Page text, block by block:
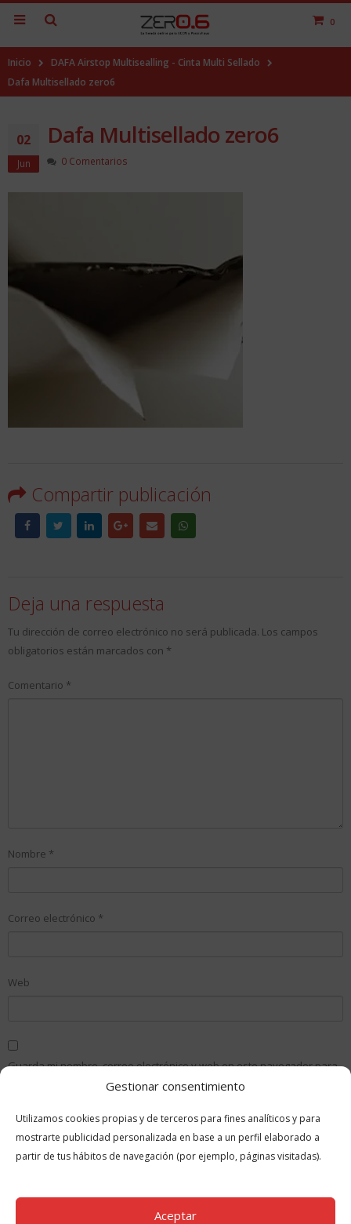
Gestionar consentimiento
Utilizamos cookies propias y de terceros para fines analíticos y para
mostrarte publicidad personalizada en base a un perfil elaborado a
partir de tus hábitos de navegación (por ejemplo, páginas visitadas).
Aceptar
0
Inicio
DAFA Airstop Multisealling - Cinta Multi Sellado
Dafa Multisellado zero6
02
Jun
Dafa Multisellado zero6
0 Comentarios
Compartir publicación
Deja una respuesta
Tu dirección de correo electrónico no será publicada. Los campos
obligatorios están marcados con *
Comentario *
Nombre *
Correo electrónico *
Web
Guarda mi nombre, correo electrónico y web en este navegador para
la próxima vez que comente.